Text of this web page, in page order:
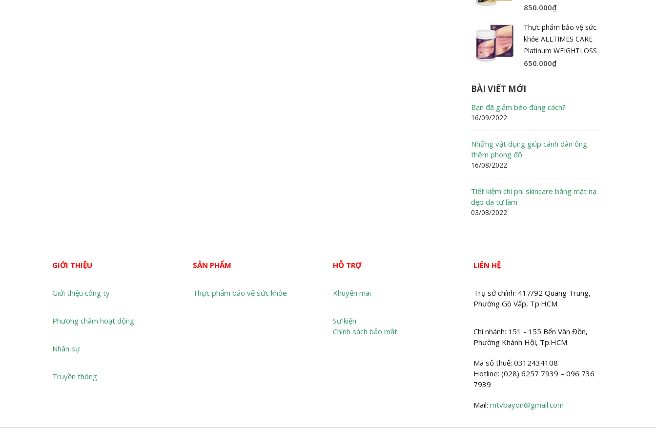
850.000₫
Thực phẩm bảo vệ sức
khỏe ALLTIMES CARE
Platinum WEIGHTLOSS
650.000₫
BÀI VIẾT MỚI
Bạn đã giảm béo đúng cách?
16/09/2022
Những vật dụng giúp cánh đàn ông
thêm phong độ
16/08/2022
Tiết kiệm chi phí skincare bằng mặt nạ
đẹp da tự làm
03/08/2022
GIỚI THIỆU
Giới thiệu công ty
Phương châm hoạt động
Nhân sự
Truyền thông
SẢN PHẨM
Thực phẩm bảo vệ sức khỏe
HỖ TRỢ
Khuyến mãi
Sự kiện
Chính sách bảo mật
LIÊN HỆ
Trụ sở chính: 417/92 Quang Trung,
Phường Gò Vấp, Tp.HCM
Chi nhánh: 151 - 155 Bến Vân Đồn,
Phường Khánh Hội, Tp.HCM
Mã số thuế: 0312434108
Hotline: (028) 6257 7939 – 096 736
7939
Mail: mtvbayon@gmail.com